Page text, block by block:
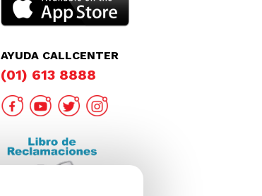
AYUDA CALLCENTER
(01) 613 8888